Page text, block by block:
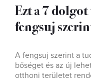
Ezt a 7
fengsuj
A fengsuj szerint a
bőséget és az új
otthoni területet